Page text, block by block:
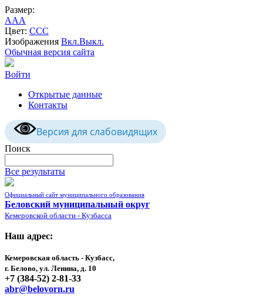
Размер:
AAA
Цвет: CCC
Изображения Вкл.Выкл.
Обычная версия сайта
Войти
Открытые данные
Контакты
Версия для слабовидящих
Поиск
Все результаты
Официальный сайт муниципального образования
Беловский муниципальный округ
Кемеровской области - Кузбасса
Наш адрес:
Кемеровская область - Кузбасс,
г. Белово, ул. Ленина, д. 10
+7 (384-52) 2-81-33
abr@belovorn.ru